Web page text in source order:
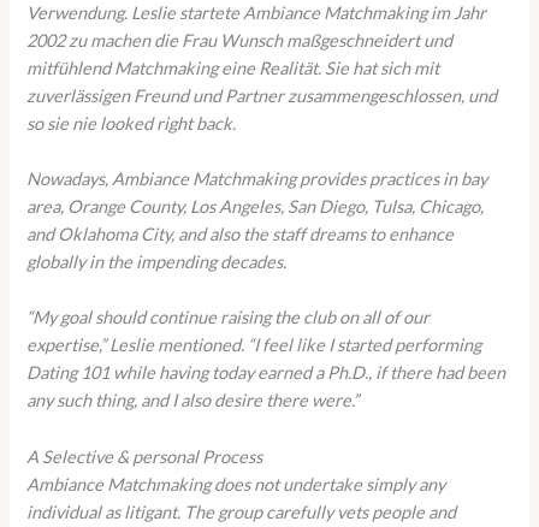
Verwendung. Leslie startete Ambiance Matchmaking im Jahr
2002 zu machen die Frau Wunsch maßgeschneidert und
mitfühlend Matchmaking eine Realität. Sie hat sich mit
zuverlässigen Freund und Partner zusammengeschlossen, und
so sie nie looked right back.
Nowadays, Ambiance Matchmaking provides practices in bay
area, Orange County, Los Angeles, San Diego, Tulsa, Chicago,
and Oklahoma City, and also the staff dreams to enhance
globally in the impending decades.
“My goal should continue raising the club on all of our
expertise,” Leslie mentioned. “I feel like I started performing
Dating 101 while having today earned a Ph.D., if there had been
any such thing, and I also desire there were.”
A Selective & personal Process
Ambiance Matchmaking does not undertake simply any
individual as litigant. The group carefully vets people and